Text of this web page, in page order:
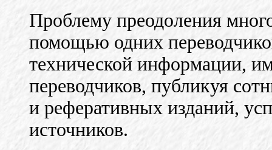
Пpоблему преодоления
помощью одних
технической информации,
переводчиков, публикуя
и реферативных изданий,
источников.